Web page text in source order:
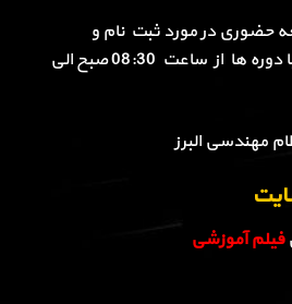
حضوری در مورد ثبت نام و
سوالات آموزشی مرتبط با دوره ها از ساعت 08:30 صبح الی
مهندسی البرز
فیلم آموزشی